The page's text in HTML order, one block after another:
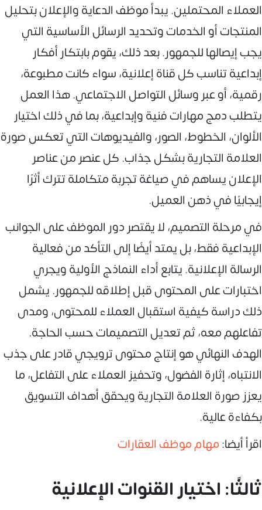
العملاء المحتملين. يبدأ موظف الدعاية والإعلان بتحليل
المنتجات أو الخدمات وتحديد الرسائل الأساسية التي
يجب إيصالها للجمهور. بعد ذلك، يقوم بابتكار أفكار
إبداعية تناسب كل قناة إعلانية، سواء كانت مطبوعة،
رقمية، أو عبر وسائل التواصل الاجتماعي. هذا العمل
يتطلب دمج مهارات فنية وإبداعية، بما في ذلك اختيار
الألوان، الخطوط، الصور، والفيديوهات التي تعكس صورة
العلامة التجارية بشكل جذاب. كل عنصر من عناصر
الإعلان يساهم في صياغة تجربة متكاملة تترك أثرًا
إيجابيًا في ذهن العميل.
في مرحلة التصميم، لا يقتصر دور الموظف على الجوانب
الإبداعية فقط، بل يمتد أيضًا إلى التأكد من فعالية
الرسالة الإعلانية. يتابع أداء النماذج الأولية ويجري
اختبارات على المحتوى قبل إطلاقه للجمهور. يشمل
ذلك دراسة كيفية استقبال العملاء للمحتوى، ومدى
تفاعلهم معه، ثم تعديل التصميمات حسب الحاجة.
الهدف النهائي هو إنتاج محتوى ترويجي قادر على جذب
الانتباه، إثارة الفضول، وتحفيز العملاء على التفاعل، ما
يعزز صورة العلامة التجارية ويحقق أهداف التسويق
بكفاءة عالية.
اقرأ أيضا:مهام موظف العقارات
ثالثًا: اختيار القنوات الإعلانية